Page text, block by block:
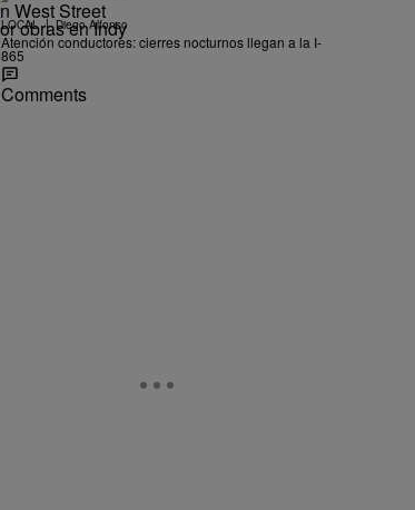
LOCAL | Diego Alfonso
Atención conductores: cierres nocturnos llegan a la I-
865
Comments